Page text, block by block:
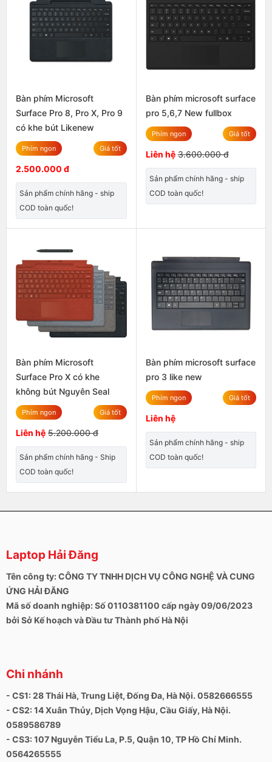
Bàn phím Microsoft
Surface Pro 8, Pro X, Pro 9
có khe bút Likenew
Phím ngon Giá tốt
2.500.000 đ
Sản phẩm chính hãng - ship
COD toàn quốc!
Bàn phím microsoft surface
pro 5,6,7 New fullbox
Phím ngon Giá tốt
Liên hệ 3.600.000 đ
Sản phẩm chính hãng - ship
COD toàn quốc!
Bàn phím Microsoft
Surface Pro X có khe
không bút Nguyên Seal
Phím ngon Giá tốt
Liên hệ 5.200.000 đ
Sản phẩm chính hãng - Ship
COD toàn quốc!
Bàn phím microsoft surface
pro 3 like new
Phím ngon Giá tốt
Liên hệ
Sản phẩm chính hãng - ship
COD toàn quốc!
Laptop Hải Đăng
Tên công ty: CÔNG TY TNHH DỊCH VỤ CÔNG NGHỆ VÀ CUNG
ỨNG HẢI ĐĂNG
Mã số doanh nghiệp: Số 0110381100 cấp ngày 09/06/2023
bởi Sở Kế hoạch và Đầu tư Thành phố Hà Nội
Chi nhánh
- CS1: 28 Thái Hà, Trung Liệt, Đống Đa, Hà Nội. 0582666555
- CS2: 14 Xuân Thủy, Dịch Vọng Hậu, Cầu Giấy, Hà Nội.
0589586789
- CS3: 107 Nguyễn Tiểu La, P.5, Quận 10, TP Hồ Chí Minh.
0564265555